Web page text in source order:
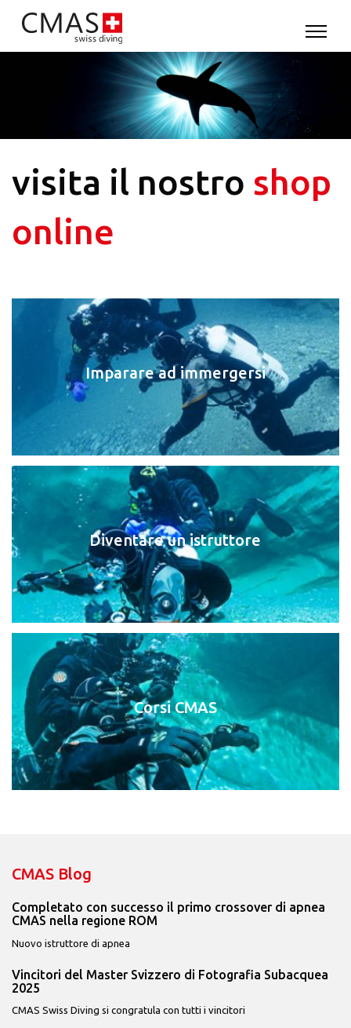
visita il nostro shop
online
Imparare ad immergersi
Diventare un istruttore
Corsi CMAS
CMAS Blog
Completato con successo il primo crossover di apnea
CMAS nella regione ROM
Nuovo istruttore di apnea
Vincitori del Master Svizzero di Fotografia Subacquea
2025
CMAS Swiss Diving si congratula con tutti i vincitori